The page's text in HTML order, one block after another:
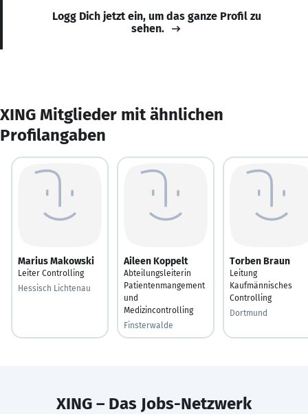
Logg Dich jetzt ein, um das ganze Profil zu
sehen.
XING Mitglieder mit ähnlichen
Profilangaben
Marius Makowski
Leiter Controlling
Hessisch Lichtenau
Aileen Koppelt
Abteilungsleiterin
Patientenmangement
und
Medizincontrolling
Finsterwalde
Torben Braun
Leitung
Kaufmännisches
Controlling
Dortmund
XING – Das Jobs-Netzwerk